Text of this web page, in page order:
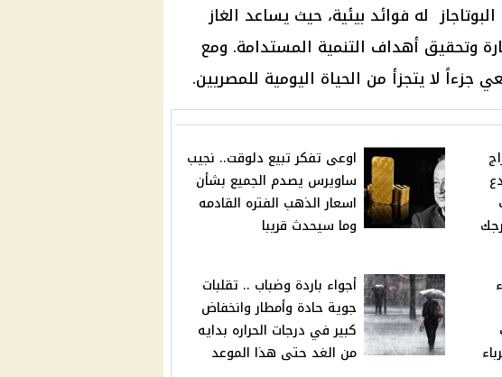
له فوائد بيئية، حيث يساعد الغاز
وتحقيق أهداف التنمية المستدامة. ومع
جزءاً لا يتجزأ من الحياة اليومية للمصريين.
4 أبراج
اوعى تفكر تبيع دلوقت.. نجيب
ساويرس يصدم الجميع بشأن
اسعار الذهب الفتره القادمه
وما سيحدث قريبا
أجواء باردة وضباب .. تقلبات
جوية حادة وأمطار وانخفاض
كبير في درجات الحراره بدايه
من الغد حتى هذا الموعد